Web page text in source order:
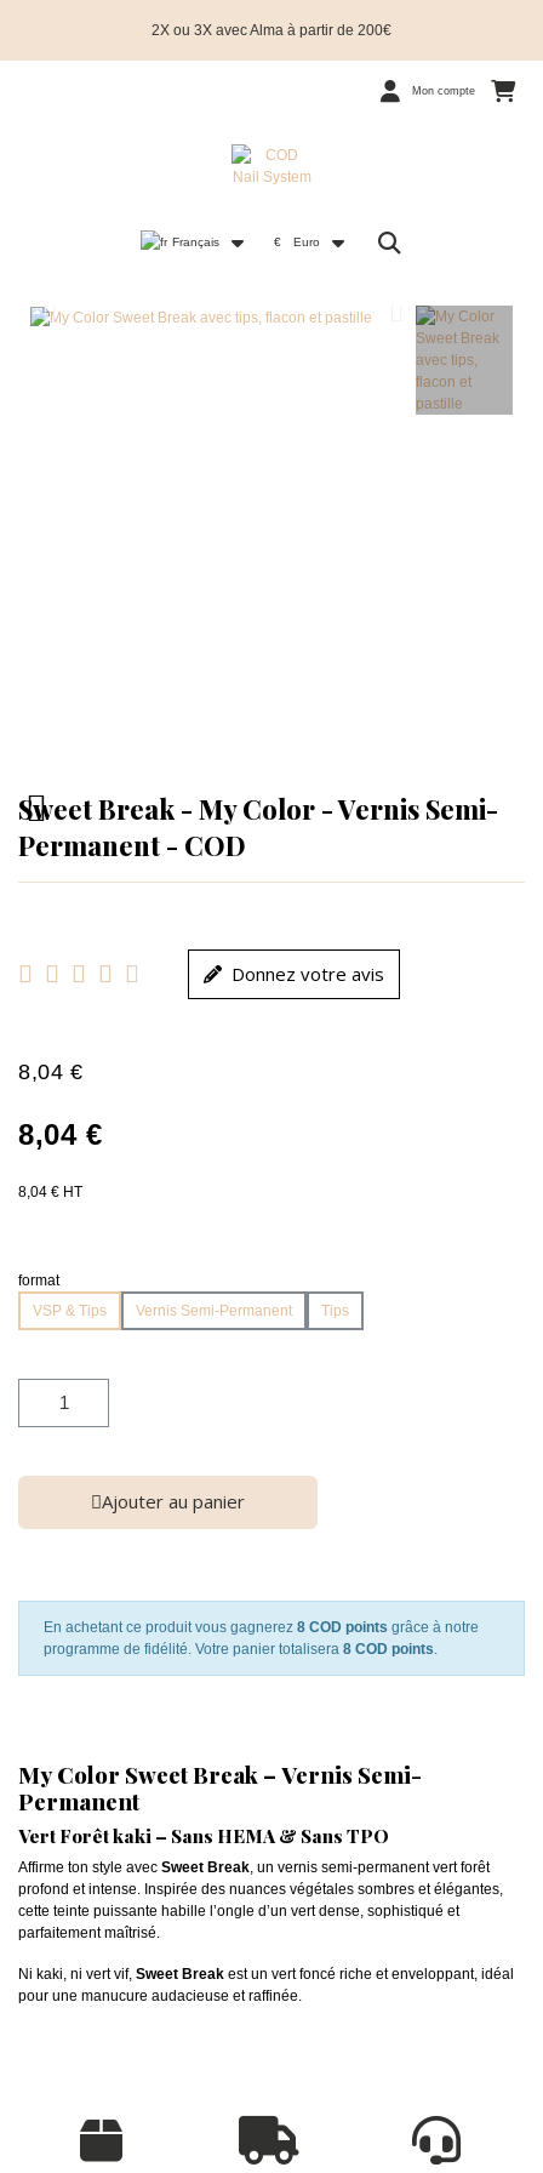
2X ou 3X avec Alma à partir de 200€
Mon compte
Français € Euro
Sweet Break - My Color - Vernis Semi-
Permanent - COD
     Donnez votre avis
8,04 €
8,04 €
8,04 € HT
format
VSP & Tips
Vernis Semi-Permanent Tips
Ajouter au panier
En achetant ce produit vous gagnerez 8 COD points grâce à notre
programme de fidélité. Votre panier totalisera 8 COD points.
My Color Sweet Break – Vernis Semi-
Permanent
Vert Forêt kaki – Sans HEMA & Sans TPO
Affirme ton style avec Sweet Break, un vernis semi-permanent vert forêt
profond et intense. Inspirée des nuances végétales sombres et élégantes,
cette teinte puissante habille l’ongle d’un vert dense, sophistiqué et
parfaitement maîtrisé.
Ni kaki, ni vert vif, Sweet Break est un vert foncé riche et enveloppant, idéal
pour une manucure audacieuse et raffinée.